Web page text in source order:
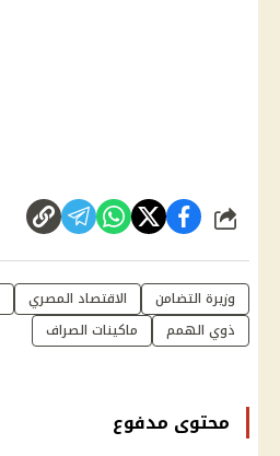
شارك
وزيرة التضامن الاقتصاد المصري
ذوي الهمم
ماكينات الصراف
محتوى مدفوع